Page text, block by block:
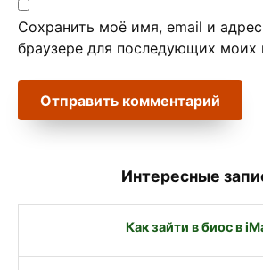
Сохранить моё имя, email и
браузере для последующих моих
Интересные
Как зайти в биос в